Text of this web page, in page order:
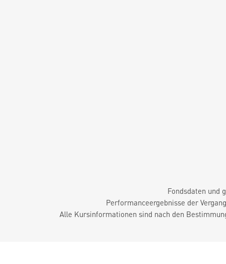
Fondsdaten und
Performanceergebnisse der
Alle Kursinformationen sind nach den